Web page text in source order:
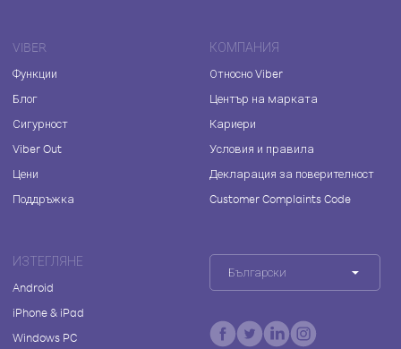
VIBER
Функции
Блог
Сигурност
Viber Out
Цени
Поддръжка
КОМПАНИЯ
Относно Viber
Център на марката
Кариери
Условия и правила
Декларация за поверителност
Customer Complaints Code
ИЗТЕГЛЯНЕ
Android
iPhone & iPad
Windows PC
Български